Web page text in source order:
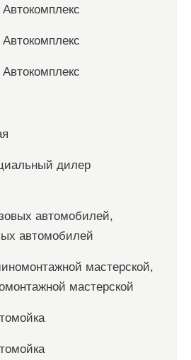
дилер
автомобилей,
автомобилей
мастерской,
мастерской